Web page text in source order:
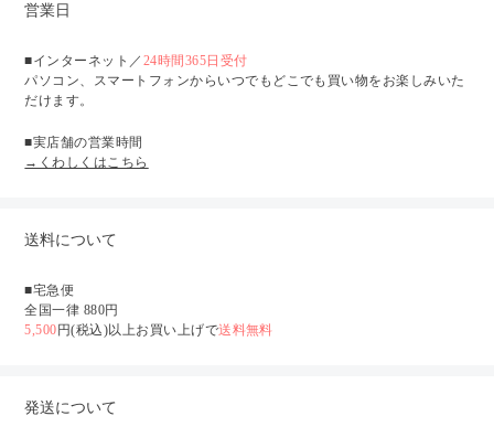
営業日
■インターネット／ 24時間365日受付
パソコン、スマートフォンからいつでもどこでも買い物をお楽しみいた
だけます。
■実店舗の営業時間
→くわしくはこちら
送料について
■宅急便
全国一律 880円
5,500 円(税込)以上お買い上げで送料無料
発送について